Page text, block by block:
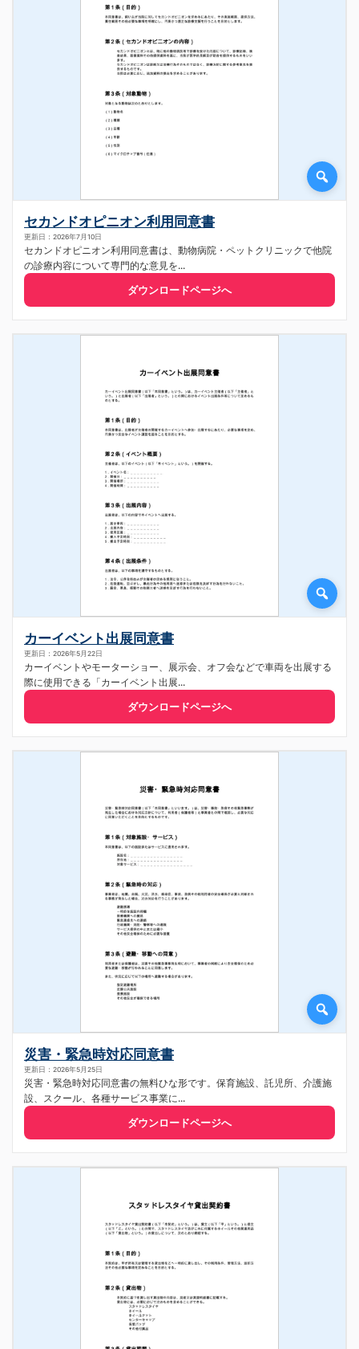
セカンドオピニオン利用同意書
更新日：2026年7月10日
セカンドオピニオン利用同意書は、動物病院・ペットクリニックで他院
の診療内容について専門的な意見を...
ダウンロードページへ
カーイベント出展同意書
更新日：2026年5月22日
カーイベントやモーターショー、展示会、オフ会などで車両を出展する
際に使用できる「カーイベント出展...
ダウンロードページへ
災害・緊急時対応同意書
更新日：2026年5月25日
災害・緊急時対応同意書の無料ひな形です。保育施設、託児所、介護施
設、スクール、各種サービス事業に...
ダウンロードページへ